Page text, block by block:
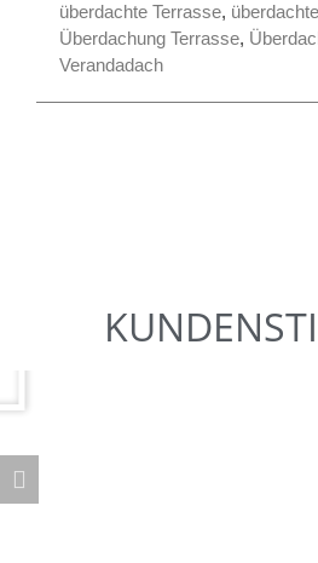
überdachte Terrasse,
Überdachung Terrasse,
Verandadach